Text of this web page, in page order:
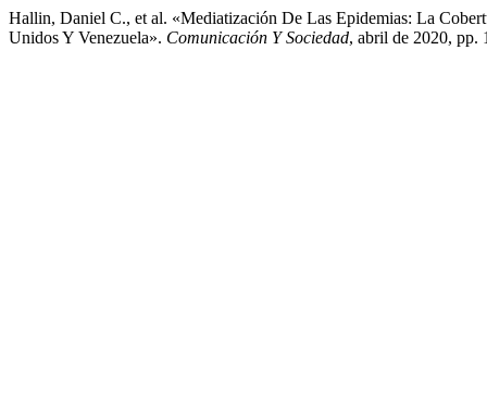
Hallin, Daniel C., et al. «Mediatización De Las Epidemias: La
Unidos Y Venezuela». Comunicación Y Sociedad, abril de 2020, pp.